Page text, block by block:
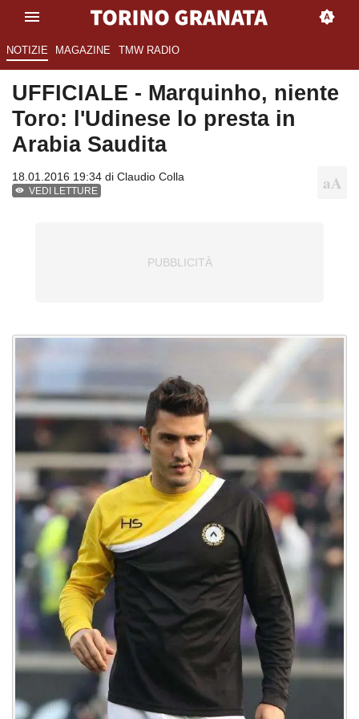
NOTIZIE MAGAZINE TMW RADIO
UFFICIALE - Marquinho, niente
Toro: l'Udinese lo presta in
Arabia Saudita
18.01.2016 19:34 di Claudio Colla
VEDI LETTURE